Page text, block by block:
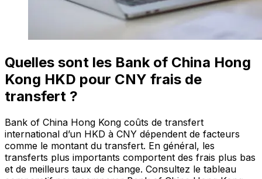
Quelles sont les Bank of China Hong
Kong HKD pour CNY frais de
transfert ?
Bank of China Hong Kong coûts de transfert
international d’un HKD à CNY dépendent de facteurs
comme le montant du transfert. En général, les
transferts plus importants comportent des frais plus bas
et de meilleurs taux de change. Consultez le tableau